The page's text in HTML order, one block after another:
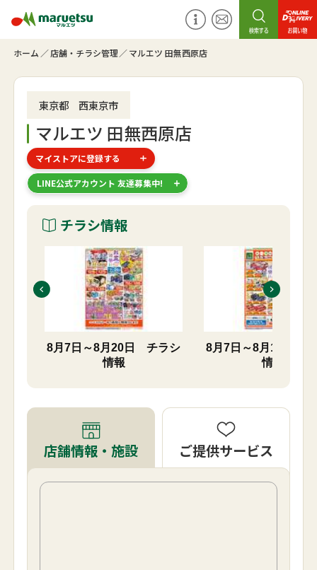
ホーム 店舗・チラシ管理 マルエツ 田無西原店
東京都 西東京市
マルエツ 田無西原店
マイストアに登録する
LINE公式アカウント 友達募集中!
チラシ情報
8月7日～8月20日 チラシ
情報
8月7日～8月16日
情報
店舗情報・施設 ご提供サービス